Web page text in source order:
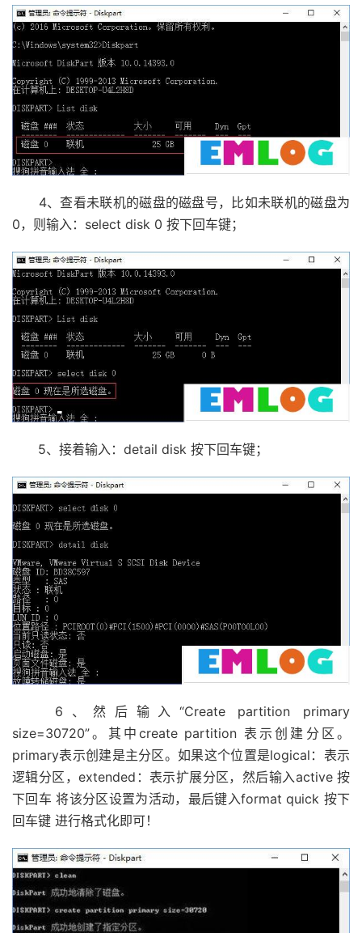
4、查看未联机的磁盘的磁盘号，比如未联机的磁盘为
0，则输入：select disk 0 按下回车键；
5、接着输入：detail disk 按下回车键；
6、然后输入“Create partition primary
size=30720”。其中create partition 表示创建分区。
primary表示创建是主分区。如果这个位置是logical：表示
逻辑分区，extended：表示扩展分区，然后输入active 按
下回车 将该分区设置为活动，最后键入format quick 按下
回车键 进行格式化即可！